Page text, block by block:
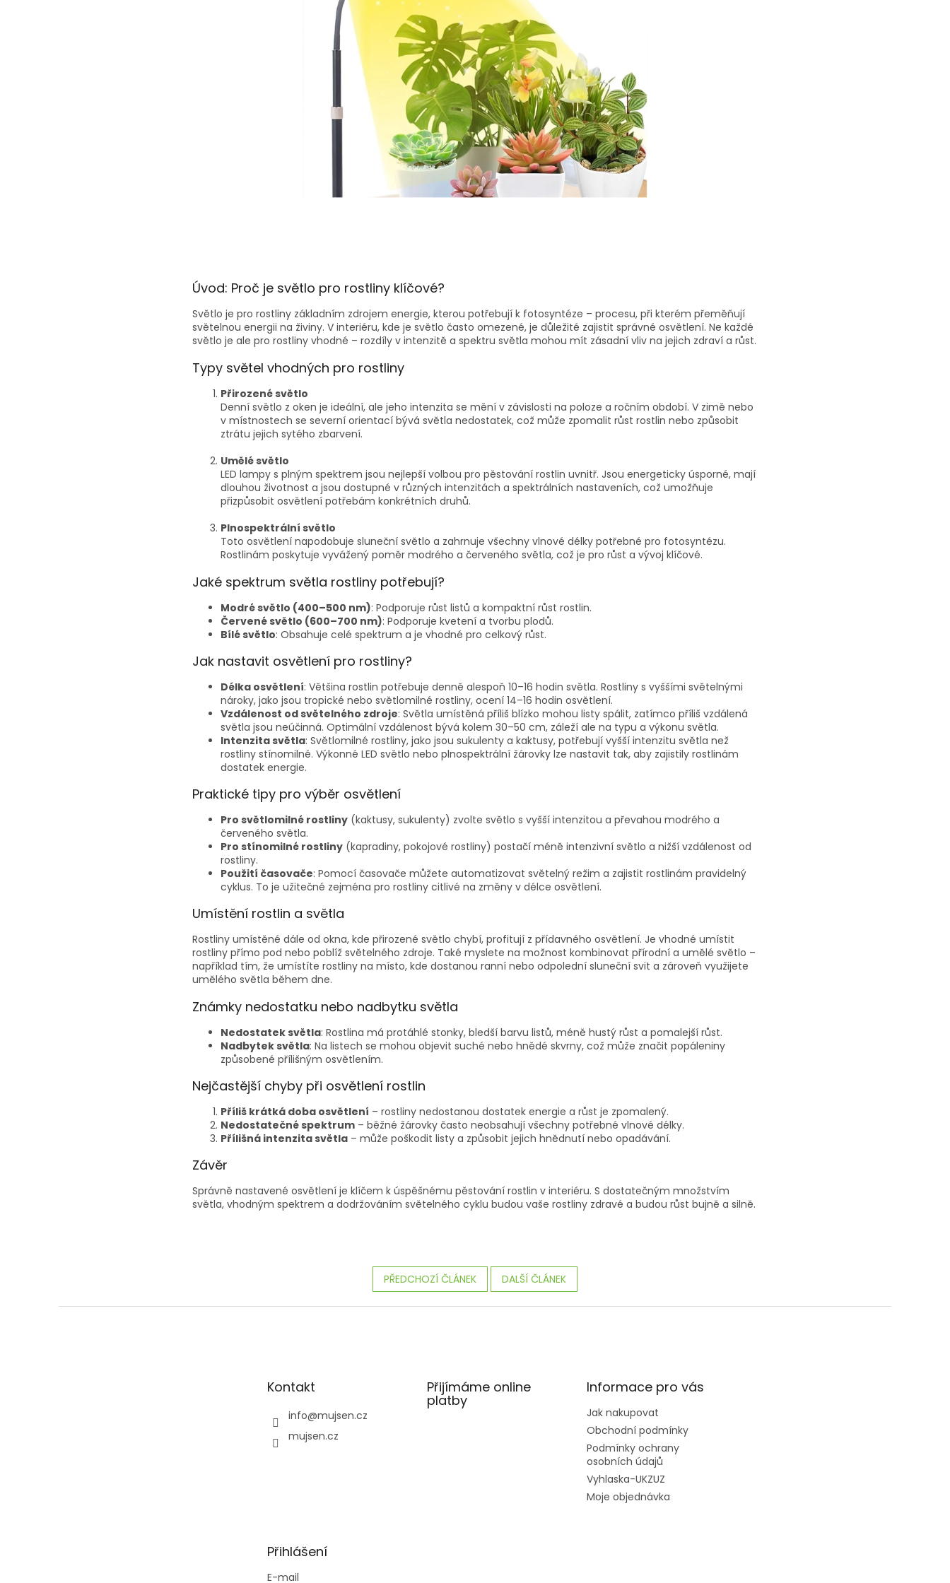
Úvod: Proč je světlo pro rostliny klíčové?
Světlo je pro rostliny základním zdrojem energie, kterou potřebují k fotosyntéze – procesu, při kterém přeměňují
světelnou energii na živiny. V interiéru, kde je světlo často omezené, je důležité zajistit správné osvětlení. Ne každé
světlo je ale pro rostliny vhodné – rozdíly v intenzitě a spektru světla mohou mít zásadní vliv na jejich zdraví a růst.
Typy světel vhodných pro rostliny
Přirozené světlo
Denní světlo z oken je ideální, ale jeho intenzita se mění v závislosti na poloze a ročním období. V zimě nebo
v místnostech se severní orientací bývá světla nedostatek, což může zpomalit růst rostlin nebo způsobit
ztrátu jejich sytého zbarvení.
Umělé světlo
LED lampy s plným spektrem jsou nejlepší volbou pro pěstování rostlin uvnitř. Jsou energeticky úsporné, mají
dlouhou životnost a jsou dostupné v různých intenzitách a spektrálních nastaveních, což umožňuje
přizpůsobit osvětlení potřebám konkrétních druhů.
Plnospektrální světlo
Toto osvětlení napodobuje sluneční světlo a zahrnuje všechny vlnové délky potřebné pro fotosyntézu.
Rostlinám poskytuje vyvážený poměr modrého a červeného světla, což je pro růst a vývoj klíčové.
Jaké spektrum světla rostliny potřebují?
Modré světlo (400–500 nm): Podporuje růst listů a kompaktní růst rostlin.
Červené světlo (600–700 nm): Podporuje kvetení a tvorbu plodů.
Bílé světlo: Obsahuje celé spektrum a je vhodné pro celkový růst.
Jak nastavit osvětlení pro rostliny?
Délka osvětlení: Většina rostlin potřebuje denně alespoň 10–16 hodin světla. Rostliny s vyššími světelnými
nároky, jako jsou tropické nebo světlomilné rostliny, ocení 14–16 hodin osvětlení.
Vzdálenost od světelného zdroje: Světla umístěná příliš blízko mohou listy spálit, zatímco příliš vzdálená
světla jsou neúčinná. Optimální vzdálenost bývá kolem 30–50 cm, záleží ale na typu a výkonu světla.
Intenzita světla: Světlomilné rostliny, jako jsou sukulenty a kaktusy, potřebují vyšší intenzitu světla než
rostliny stínomilné. Výkonné LED světlo nebo plnospektrální žárovky lze nastavit tak, aby zajistily rostlinám
dostatek energie.
Praktické tipy pro výběr osvětlení
Pro světlomilné rostliny (kaktusy, sukulenty) zvolte světlo s vyšší intenzitou a převahou modrého a
červeného světla.
Pro stínomilné rostliny (kapradiny, pokojové rostliny) postačí méně intenzivní světlo a nižší vzdálenost od
rostliny.
Použití časovače: Pomocí časovače můžete automatizovat světelný režim a zajistit rostlinám pravidelný
cyklus. To je užitečné zejména pro rostliny citlivé na změny v délce osvětlení.
Umístění rostlin a světla
Rostliny umístěné dále od okna, kde přirozené světlo chybí, profitují z přídavného osvětlení. Je vhodné umístit
rostliny přímo pod nebo poblíž světelného zdroje. Také myslete na možnost kombinovat přírodní a umělé světlo –
například tím, že umístíte rostliny na místo, kde dostanou ranní nebo odpolední sluneční svit a zároveň využijete
umělého světla během dne.
Známky nedostatku nebo nadbytku světla
Nedostatek světla: Rostlina má protáhlé stonky, bledší barvu listů, méně hustý růst a pomalejší růst.
Nadbytek světla: Na listech se mohou objevit suché nebo hnědé skvrny, což může značit popáleniny
způsobené přílišným osvětlením.
Nejčastější chyby při osvětlení rostlin
Příliš krátká doba osvětlení – rostliny nedostanou dostatek energie a růst je zpomalený.
Nedostatečné spektrum – běžné žárovky často neobsahují všechny potřebné vlnové délky.
Přílišná intenzita světla – může poškodit listy a způsobit jejich hnědnutí nebo opadávání.
Závěr
Správně nastavené osvětlení je klíčem k úspěšnému pěstování rostlin v interiéru. S dostatečným množstvím
světla, vhodným spektrem a dodržováním světelného cyklu budou vaše rostliny zdravé a budou růst bujně a silně.
PŘEDCHOZÍ ČLÁNEK DALŠÍ ČLÁNEK
Kontakt
info@mujsen.cz
mujsen.cz
Přijímáme online
platby
Informace pro vás
Jak nakupovat
Obchodní podmínky
Podmínky ochrany
osobních údajů
Vyhlaska-UKZUZ
Moje objednávka
Přihlášení
E-mail